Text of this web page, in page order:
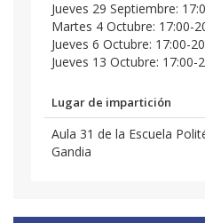
Jueves 29 Septiembre:
Martes 4 Octubre: 17:00-
Jueves 6 Octubre: 17:00-
Jueves 13 Octubre: 17:00-
Lugar de impartición
Aula 31 de la Escuela
Gandia